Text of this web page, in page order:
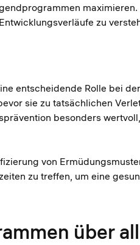
zu
entscheidende Rolle bei
sie zu tatsächlichen
besonders
von
zu treffen, um eine
über